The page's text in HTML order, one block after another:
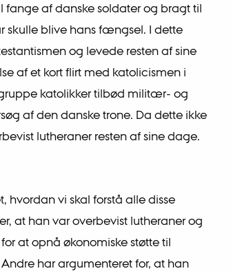
fange af danske soldater og bragt til
skulle blive hans fængsel. I dette
og levede resten af sine
af et kort flirt med katolicismen i
katolikker tilbød militær- og
af den danske trone. Da dette ikke
lutheraner resten af sine dage.
hvordan vi skal forstå alle disse
at han var overbevist lutheraner og
at opnå økonomiske støtte til
har argumenteret for, at han